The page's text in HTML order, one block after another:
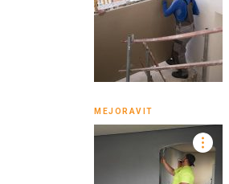
MEJORAVIT